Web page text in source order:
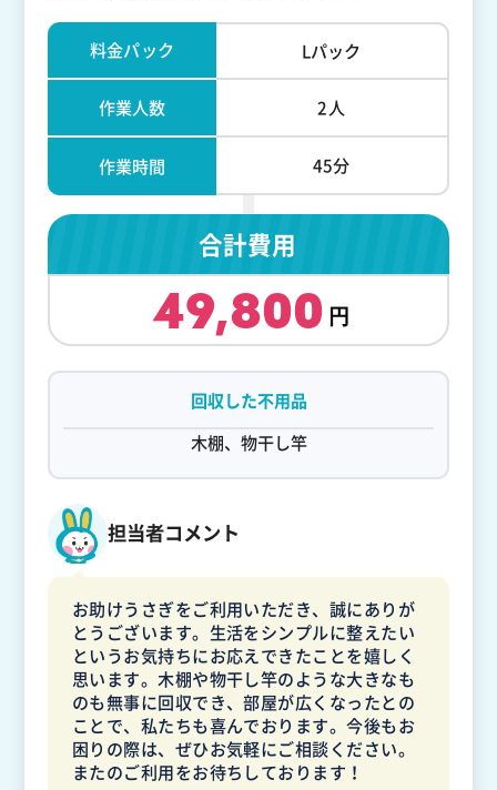
料金パック Lパック
作業人数 2人
作業時間 45分
合計費用
49,800
回収した不用品
木棚、物干し竿
担当者コメント
お助けうさぎをご利用いただき、誠にありが
とうございます。生活をシンプルに整えたい
というお気持ちにお応えできたことを嬉しく
思います。木棚や物干し竿のような大きなも
のも無事に回収でき、部屋が広くなったとの
ことで、私たちも喜んでおります。今後もお
困りの際は、ぜひお気軽にご相談ください。
またのご利用をお待ちしております！